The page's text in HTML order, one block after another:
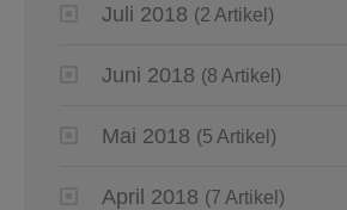
Juli 2018 (2 Artikel)
Juni 2018 (8 Artikel)
Mai 2018 (5 Artikel)
April 2018 (7 Artikel)